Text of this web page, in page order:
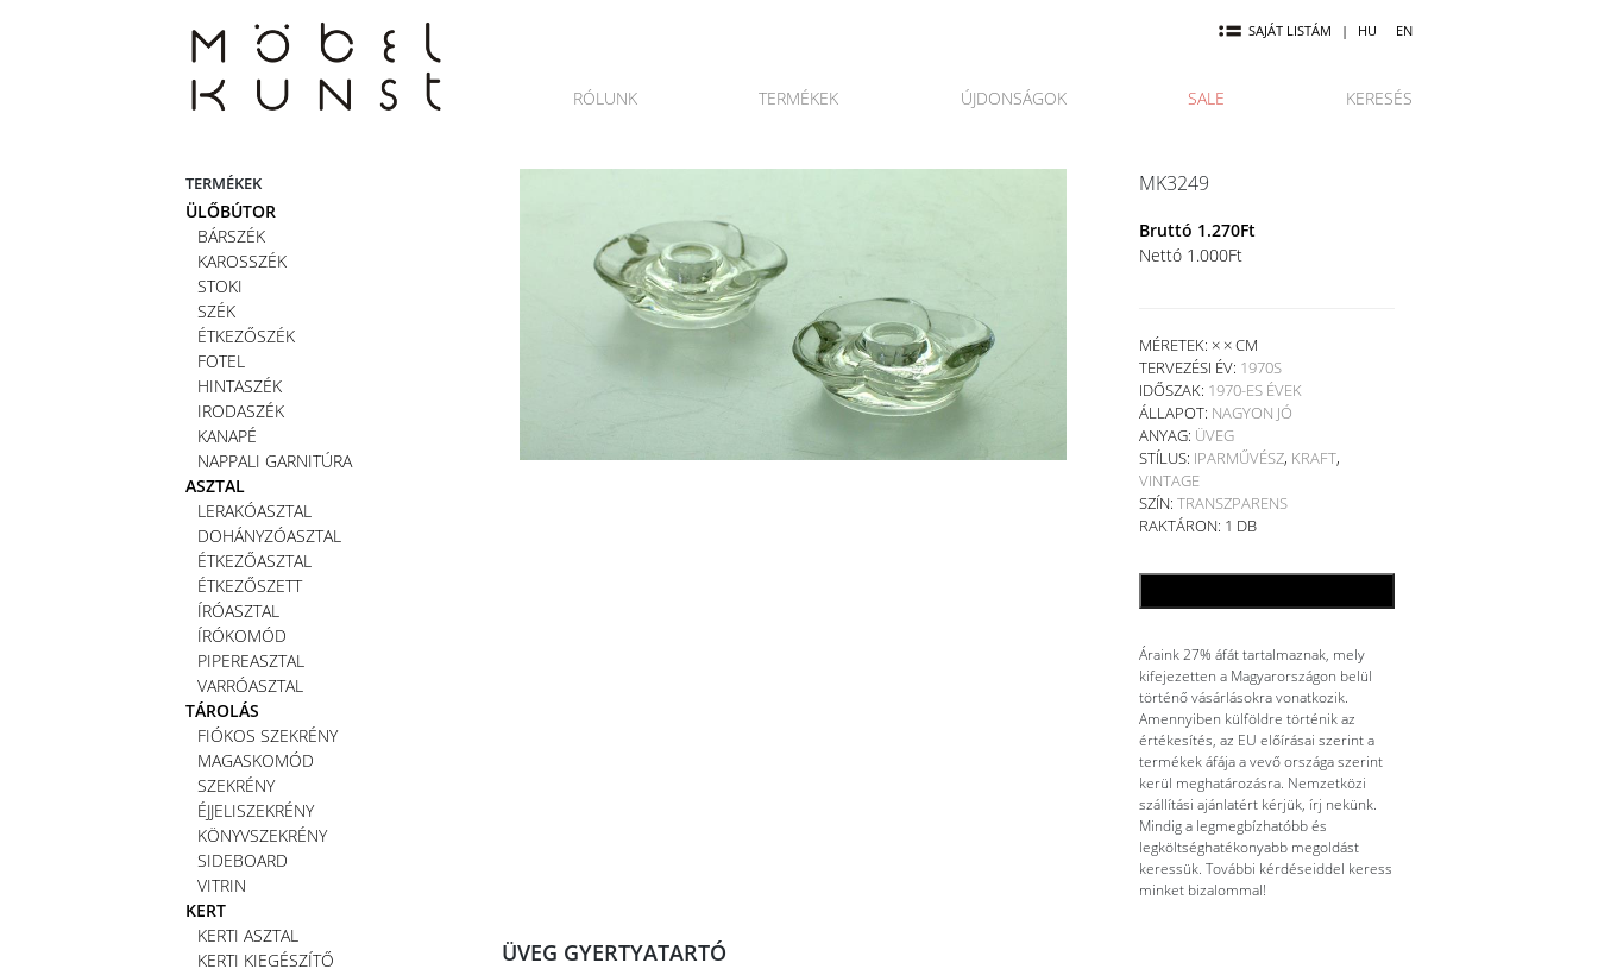
SAJÁT LISTÁM | HU EN
RÓLUNK TERMÉKEK ÚJDONSÁGOK SALE KERESÉS
TERMÉKEK
ÜLŐBÚTOR
BÁRSZÉK
KAROSSZÉK
STOKI
SZÉK
ÉTKEZŐSZÉK
FOTEL
HINTASZÉK
IRODASZÉK
KANAPÉ
NAPPALI GARNITÚRA
ASZTAL
LERAKÓASZTAL
DOHÁNYZÓASZTAL
ÉTKEZŐASZTAL
ÉTKEZŐSZETT
ÍRÓASZTAL
ÍRÓKOMÓD
PIPEREASZTAL
VARRÓASZTAL
TÁROLÁS
FIÓKOS SZEKRÉNY
MAGASKOMÓD
SZEKRÉNY
ÉJJELISZEKRÉNY
KÖNYVSZEKRÉNY
SIDEBOARD
VITRIN
KERT
KERTI ASZTAL
KERTI KIEGÉSZÍTŐ
MK3249
Bruttó 1.270Ft
Nettó 1.000Ft
MÉRETEK: × × CM
TERVEZÉSI ÉV: 1970S
IDŐSZAK: 1970-ES ÉVEK
ÁLLAPOT: NAGYON JÓ
ANYAG: ÜVEG
STÍLUS: IPARMŰVÉSZ, KRAFT,
VINTAGE
SZÍN: TRANSZPARENS
RAKTÁRON: 1 DB
Áraink 27% áfát tartalmaznak, mely
kifejezetten a Magyarországon belül
történő vásárlásokra vonatkozik.
Amennyiben külföldre történik az
értékesítés, az EU előírásai szerint a
termékek áfája a vevő országa szerint
kerül meghatározásra. Nemzetközi
szállítási ajánlatért kérjük, írj nekünk.
Mindig a legmegbízhatóbb és
legköltséghatékonyabb megoldást
keressük. További kérdéseiddel keress
minket bizalommal!
ÜVEG GYERTYATARTÓ